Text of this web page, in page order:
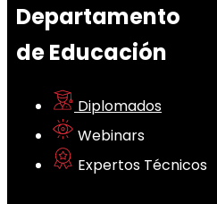
Departamento
de Educación
Diplomados
Webinars
Expertos Técnicos